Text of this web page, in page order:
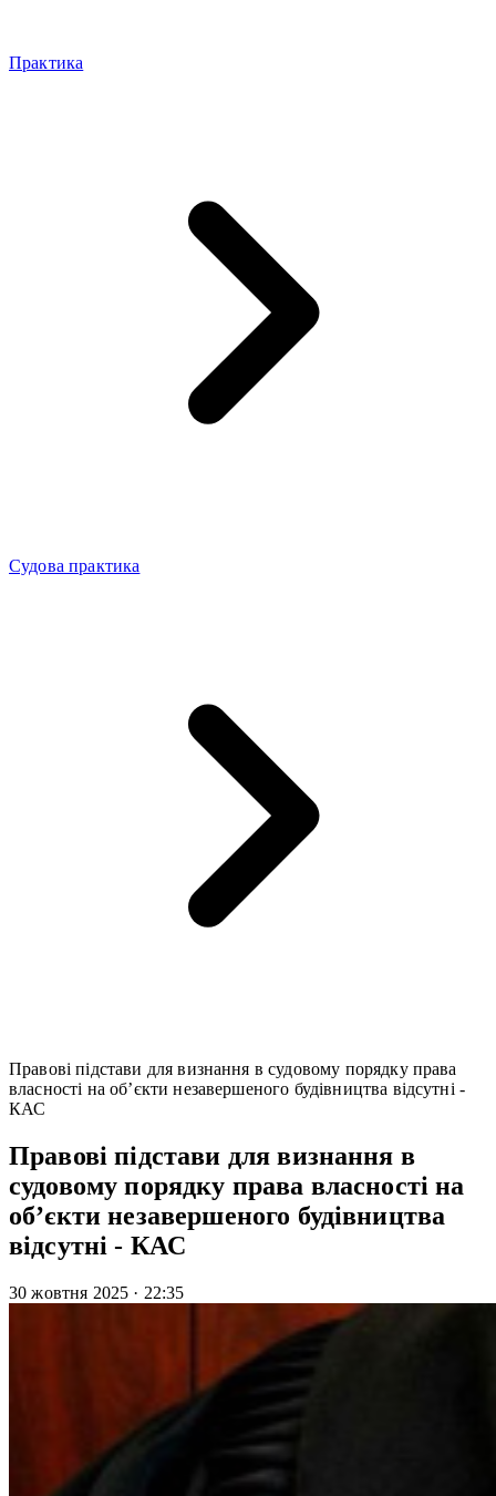
Практика
Судова практика
Правові підстави для визнання в судовому порядку права
власності на об’єкти незавершеного будівництва відсутні -
КАС
Правові підстави для визнання в
судовому порядку права власності на
об’єкти незавершеного будівництва
відсутні - КАС
30 жовтня 2025 · 22:35